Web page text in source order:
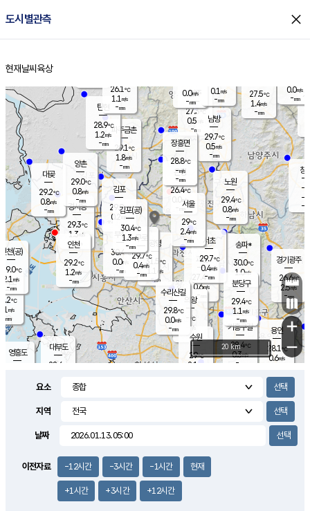
도시별관측 close
홈
현재날씨 육상
의도
℃
m/s
mm
영흥도
양주
27.3℃
0.5
-mm
과천
27.4℃
0.6m/s
- mm
용인
28.1℃
0.6m/s
경기광주
26.6℃
2.5m/s
-mm
2.2m/s
대부도
28.6
경서동
29.3℃
1.3 m/s
-mm
파주금촌
29.1℃
1.8m/s
-mm
27.5℃
1.4m/s
-mm
대곶
29.2℃
0.8m/s
-mm
창
-
-m/
-
탄현
28.9℃
1.2m/s
-mm
0.0m/s
-mm
의왕
- ℃
m/s
mm
김포
29.9℃
0.2 m/s
mm
광명
31.5 ℃
1.1 m/s
-mm
부천
30.4℃
0.0m/s
-mm
양촌
29.0℃
0.8m/s
-mm
구로
29.7℃
0.4m/s
-mm
은평
26.4℃
0.0 m/s
- mm
노원
29.4℃
0.8m/s
-mm
송파*
30.0℃
1.0m/s
-mm
서초
29.7℃
0.4m/s
-mm
남방
29.7℃
0.5m/s
-mm
기흥구갈
28.4℃
0.3m/s
-
수리산길
29.8℃
0.0m/s
-mm
분당구
29.4℃
1.1 m/s
-mm
장흥면
28.8℃
-m/s
-mm
0.0m/s
-mm
인천(공)
29.0℃
2.1 m/s
-mm
김포(공)
30.4℃
1.3m/s
-mm
수원
29℃
2.1 m/s
인천
29.2℃
1.2m/s
-mm
서울
29℃
2.4m/s
-mm
26.1℃
1.1 m/s
-mm
0.1 m/s
-mm
+
−
20 km
요소
지역
날짜
이전자료 -12시간 -3시간 -1시간 현재
+1시간 +3시간 +12시간